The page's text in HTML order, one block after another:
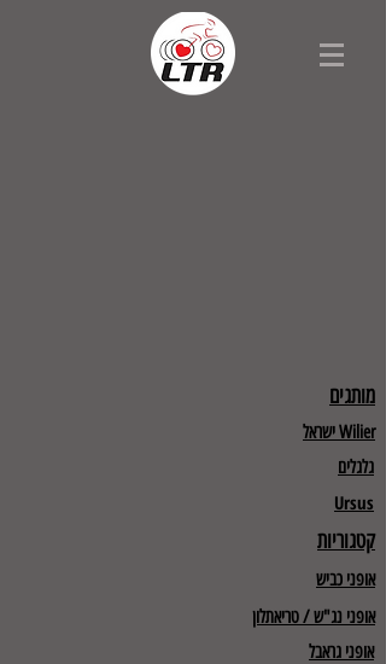
מותגים
Wilier ישראל
גלגלים
Ursus
קטגוריות
אופני כביש
אופני נג"ש / טריאתלון
אופני גראבל